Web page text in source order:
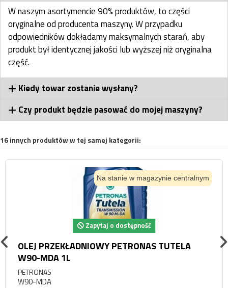
W naszym asortymencie 90% produktów, to części
oryginalne od producenta maszyny. W przypadku
odpowiedników dokładamy maksymalnych starań, aby
produkt był identycznej jakości lub wyższej niż oryginalna
część.
Kiedy towar zostanie wysłany?
Czy produkt będzie pasować do mojej maszyny?
16 innych produktów w tej samej kategorii:
Na stanie w magazynie centralnym
Zapytaj o dostępność
OLEJ PRZEKŁADNIOWY PETRONAS TUTELA
W90-MDA 1L
PETRONAS
W90-MDA